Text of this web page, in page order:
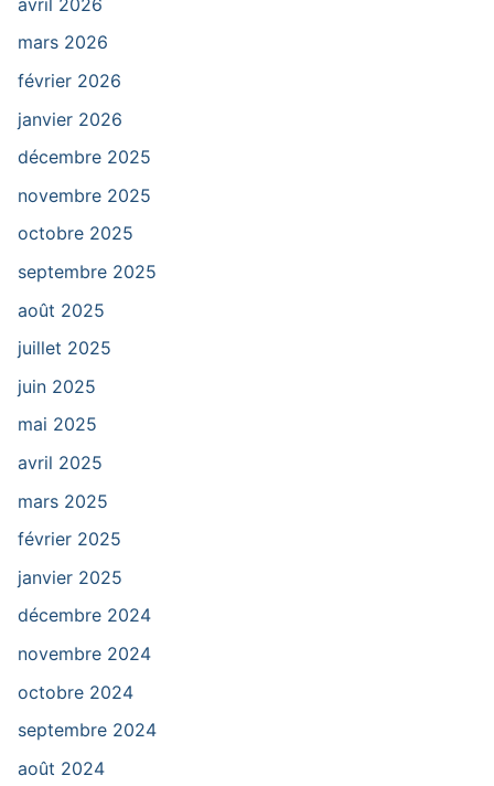
mars 2026
février 2026
janvier 2026
décembre 2025
novembre 2025
octobre 2025
septembre 2025
août 2025
juillet 2025
juin 2025
mai 2025
avril 2025
mars 2025
février 2025
janvier 2025
décembre 2024
novembre 2024
octobre 2024
septembre 2024
août 2024